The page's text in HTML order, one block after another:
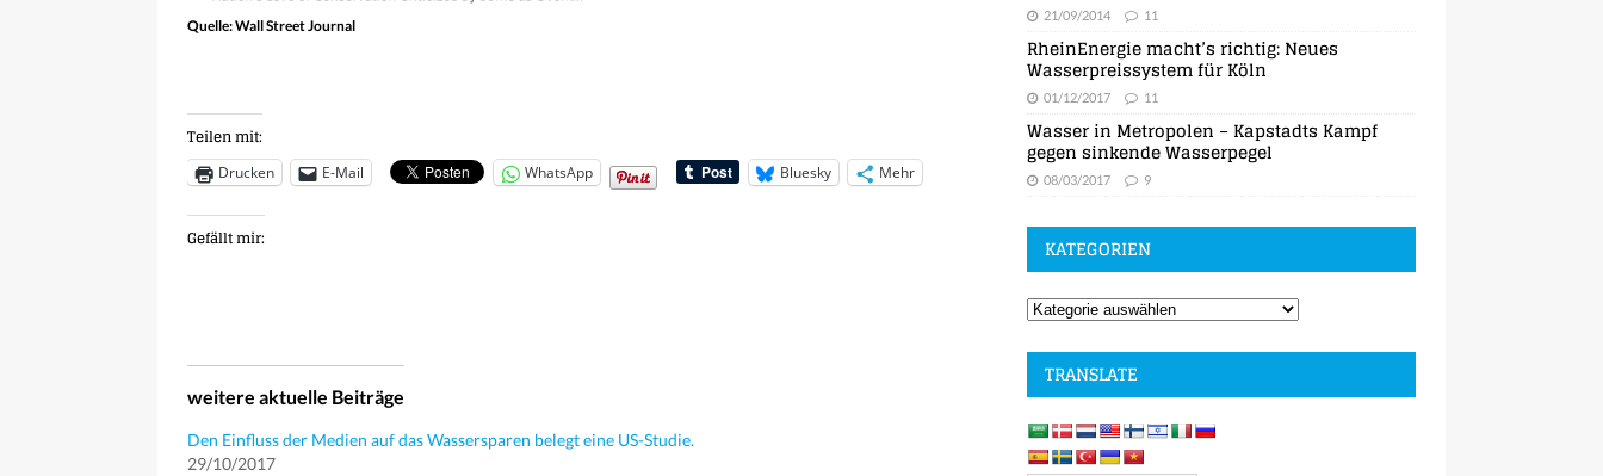
Quelle: Wall Street Journal
Teilen mit:
Drucken E-Mail WhatsApp Bluesky Mehr
Gefällt mir:
weitere aktuelle Beiträge
Den Einfluss der Medien auf das Wassersparen belegt eine US-Studie.
29/10/2017
21/09/2014 11
RheinEnergie macht’s richtig: Neues
Wasserpreissystem für Köln
01/12/2017 11
Wasser in Metropolen – Kapstadts Kampf
gegen sinkende Wasserpegel
08/03/2017 9
KATEGORIEN
TRANSLATE